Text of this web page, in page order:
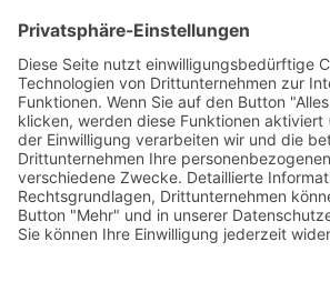
Das Projekt zur Implementierung der
Ansprechstellen für Arbeitgeber
Hessen wird gefördert aus Mitteln des
Integrationsamtes. Das Projekt wird
des Hessischen Ministeriums für
Jugend und Soziales von der
Bildungswerks der Hessischen
durchgeführt.